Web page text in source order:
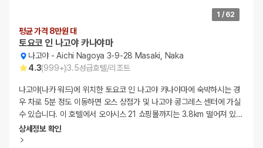
1 / 62
평균 가격 8만원 대
토요코 인 나고야 카나야마
나고야-Aichi Nagoya 3-9-28 Masaki, Naka
4.3(999+)3.5성급호텔/리조트
나고야(나카 워드)에 위치한 토요코 인 나고야 카나야마에 숙박하시는 경
우 차로 5분 정도 이동하면 오스 상점가 및 나고야 콩그레스 센터에 가실
수 있습니다. 이 호텔에서 오아시스 21 쇼핑몰까지는 3.8km 떨어져 있…
상세정보 확인